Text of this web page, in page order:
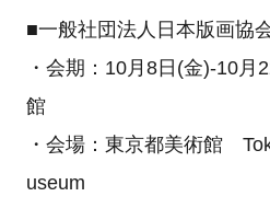
■一般社団法人日本版画協
・会期：10月8日(金)-10
館
・会場：東京都美術館
useum